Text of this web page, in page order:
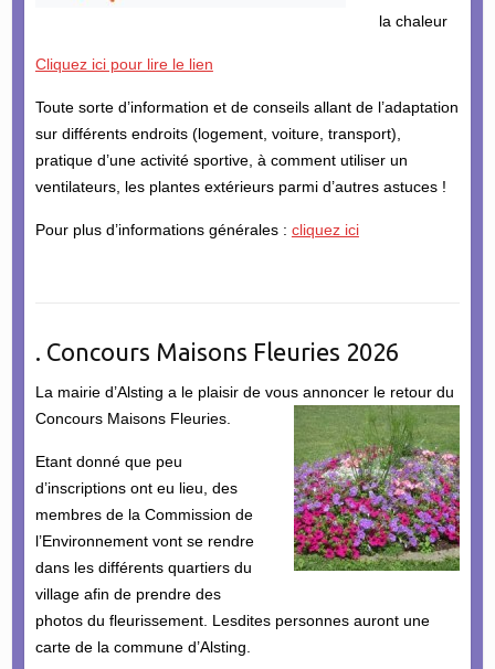
la chaleur
Cliquez ici pour lire le lien
Toute sorte d’information et de conseils allant de l’adaptation
sur différents endroits (logement, voiture, transport),
pratique d’une activité sportive, à comment utiliser un
ventilateurs, les plantes extérieurs parmi d’autres astuces !
Pour plus d’informations générales : cliquez ici
. Concours Maisons Fleuries 2026
La mairie d’Alsting a le plaisir de vous annoncer le retour du
Concours Maisons Fleuries.
Etant donné que peu
d’inscriptions ont eu lieu, des
membres de la Commission de
l’Environnement vont se rendre
dans les différents quartiers du
village afin de prendre des
photos du fleurissement. Lesdites personnes auront une
carte de la commune d’Alsting.